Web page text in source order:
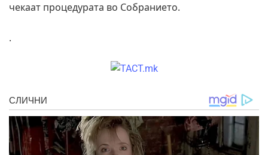
чекаат процедурата во Собранието.
.